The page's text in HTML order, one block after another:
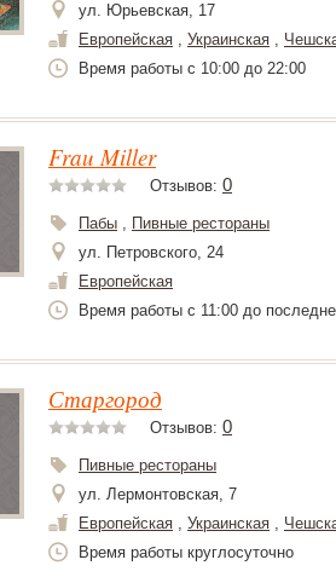
ул. Юрьевская, 17
Европейская , Украинская ,
Время работы c 10:00 до 22:00
Frau Miller
Отзывов: 0
Пабы , Пивные рестораны
ул. Петровского, 24
Европейская
Время работы с 11:00 до
Старгород
Отзывов: 0
Пивные рестораны
ул. Лермонтовская, 7
Европейская , Украинская ,
Время работы круглосуточно